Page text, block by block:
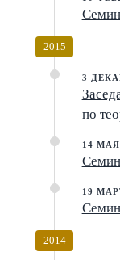
2015
3
по
14 МАЯ
19
2014